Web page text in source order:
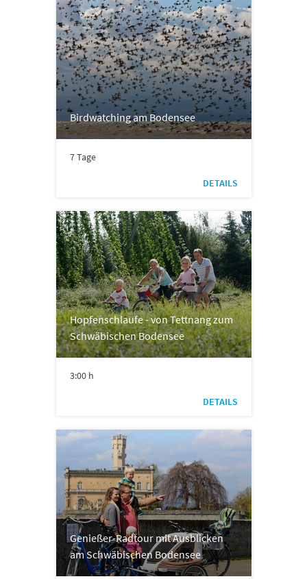
Birdwatching am Bodensee
7 Tage
DETAILS
Hopfenschlaufe - von Tettnang zum
Schwäbischen Bodensee
3:00 h
DETAILS
Genießer-Radtour mit Ausblicken
am Schwäbischen Bodensee